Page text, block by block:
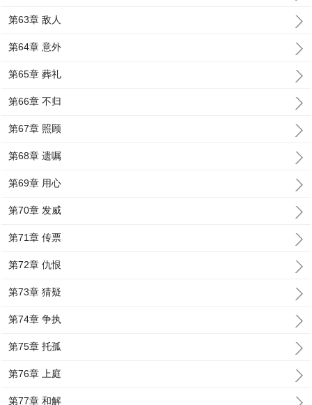
第63章 敌人
第64章 意外
第65章 葬礼
第66章 不归
第67章 照顾
第68章 遗嘱
第69章 用心
第70章 发威
第71章 传票
第72章 仇恨
第73章 猜疑
第74章 争执
第75章 托孤
第76章 上庭
第77章 和解